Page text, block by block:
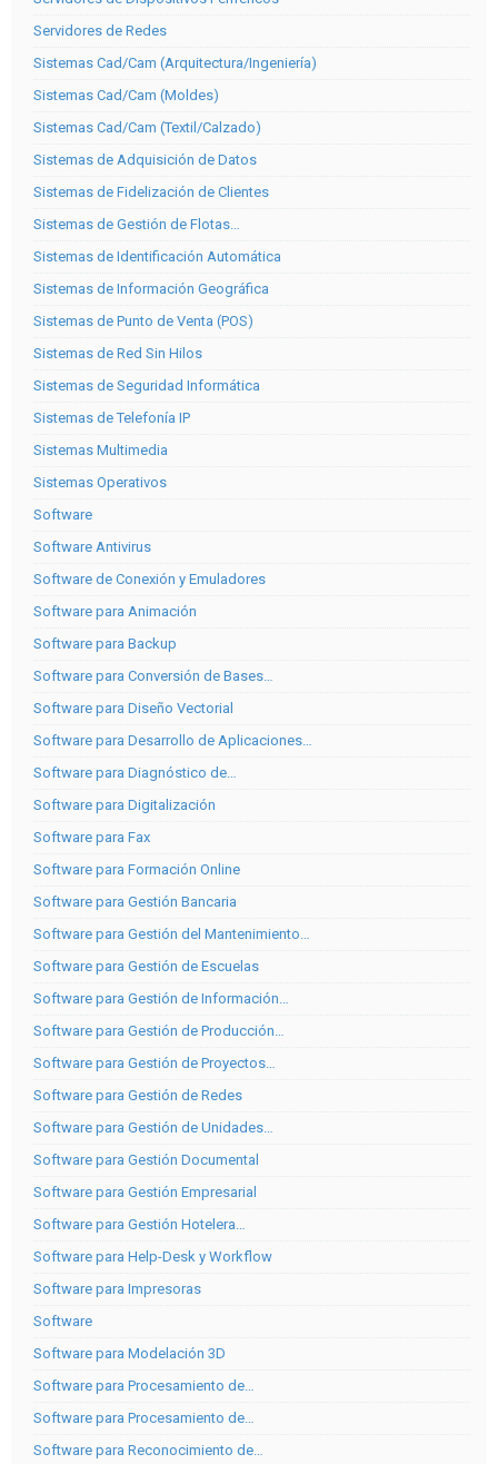
Servidores de Redes
Sistemas Cad/Cam (Arquitectura/Ingeniería)
Sistemas Cad/Cam (Moldes)
Sistemas Cad/Cam (Textil/Calzado)
Sistemas de Adquisición de Datos
Sistemas de Fidelización de Clientes
Sistemas de Gestión de Flotas…
Sistemas de Identificación Automática
Sistemas de Información Geográfica
Sistemas de Punto de Venta (POS)
Sistemas de Red Sin Hilos
Sistemas de Seguridad Informática
Sistemas de Telefonía IP
Sistemas Multimedia
Sistemas Operativos
Software
Software Antivirus
Software de Conexión y Emuladores
Software para Animación
Software para Backup
Software para Conversión de Bases…
Software para Diseño Vectorial
Software para Desarrollo de Aplicaciones…
Software para Diagnóstico de…
Software para Digitalización
Software para Fax
Software para Formación Online
Software para Gestión Bancaria
Software para Gestión del Mantenimiento…
Software para Gestión de Escuelas
Software para Gestión de Información…
Software para Gestión de Producción…
Software para Gestión de Proyectos…
Software para Gestión de Redes
Software para Gestión de Unidades…
Software para Gestión Documental
Software para Gestión Empresarial
Software para Gestión Hotelera…
Software para Help-Desk y Workflow
Software para Impresoras
Software
Software para Modelación 3D
Software para Procesamiento de…
Software para Procesamiento de…
Software para Reconocimiento de…